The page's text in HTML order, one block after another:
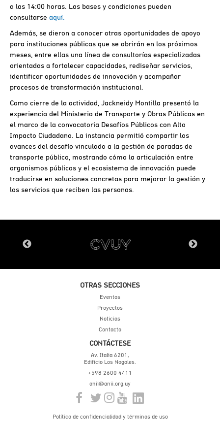
a las 14:00 horas. Las bases y condiciones pueden
consultarse aquí.
Además, se dieron a conocer otras oportunidades de apoyo
para instituciones públicas que se abrirán en los próximos
meses, entre ellas una línea de consultorías especializadas
orientadas a fortalecer capacidades, rediseñar servicios,
identificar oportunidades de innovación y acompañar
procesos de transformación institucional.
Como cierre de la actividad, Jackneidy Montilla presentó la
experiencia del Ministerio de Transporte y Obras Públicas en
el marco de la convocatoria Desafíos Públicos con Alto
Impacto Ciudadano. La instancia permitió compartir los
avances del desafío vinculado a la gestión de paradas de
transporte público, mostrando cómo la articulación entre
organismos públicos y el ecosistema de innovación puede
traducirse en soluciones concretas para mejorar la gestión y
los servicios que reciben las personas.
OTRAS SECCIONES
Eventos
Proyectos
Noticias
Contacto
CONTÁCTESE
Av. Italia 6201,
Edificio Los Nogales.
+598 2600 4411
anii@anii.org.uy
Política de confidencialidad y términos de uso